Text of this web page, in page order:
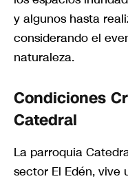
y algunos hasta
considerando el
naturaleza.
Condiciones
Catedral
La parroquia
sector El Edén, vive